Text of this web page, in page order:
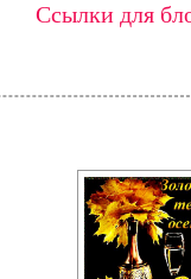
Ссылки для